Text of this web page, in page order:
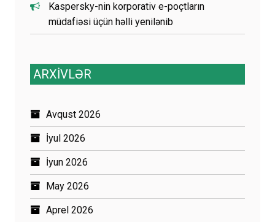
Kaspersky-nin korporativ e-poçtların
müdafiəsi üçün həlli yenilənib
ARXİVLƏR
Avqust 2026
İyul 2026
İyun 2026
May 2026
Aprel 2026